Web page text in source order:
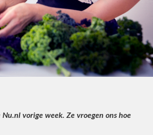
vorige week. Ze vroegen ons hoe